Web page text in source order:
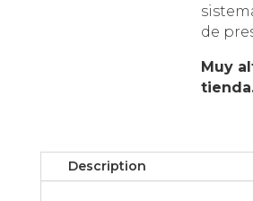
de
Muy
Description